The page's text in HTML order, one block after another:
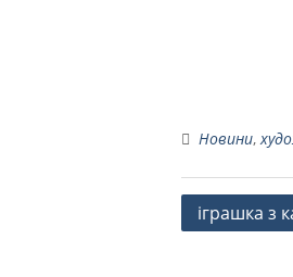
Новини,
Навігація
іграшка з